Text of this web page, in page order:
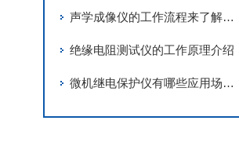
声学成像仪的工作流程来了解下！
绝缘电阻测试仪的工作原理介绍
微机继电保护仪有哪些应用场景？